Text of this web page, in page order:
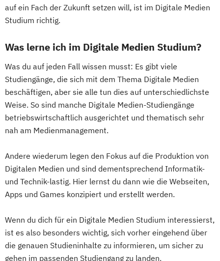
auf ein Fach der Zukunft setzen will, ist im Digitale Medien
Studium richtig.
Was lerne ich im Digitale Medien Studium?
Was du auf jeden Fall wissen musst: Es gibt viele
Studiengänge, die sich mit dem Thema Digitale Medien
beschäftigen, aber sie alle tun dies auf unterschiedlichste
Weise. So sind manche Digitale Medien-Studiengänge
betriebswirtschaftlich ausgerichtet und thematisch sehr
nah am Medienmanagement.
Andere wiederum legen den Fokus auf die Produktion von
Digitalen Medien und sind dementsprechend Informatik-
und Technik-lastig. Hier lernst du dann wie die Webseiten,
Apps und Games konzipiert und erstellt werden.
Wenn du dich für ein Digitale Medien Studium interessierst,
ist es also besonders wichtig, sich vorher eingehend über
die genauen Studieninhalte zu informieren, um sicher zu
gehen im passenden Studiengang zu landen.